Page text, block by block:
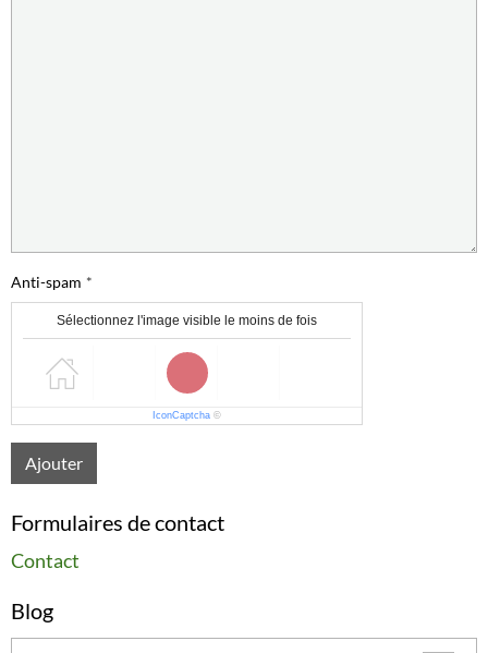
Anti-spam
Sélectionnez l'image visible le moins de fois
IconCaptcha ©
Ajouter
Formulaires de contact
Contact
Blog